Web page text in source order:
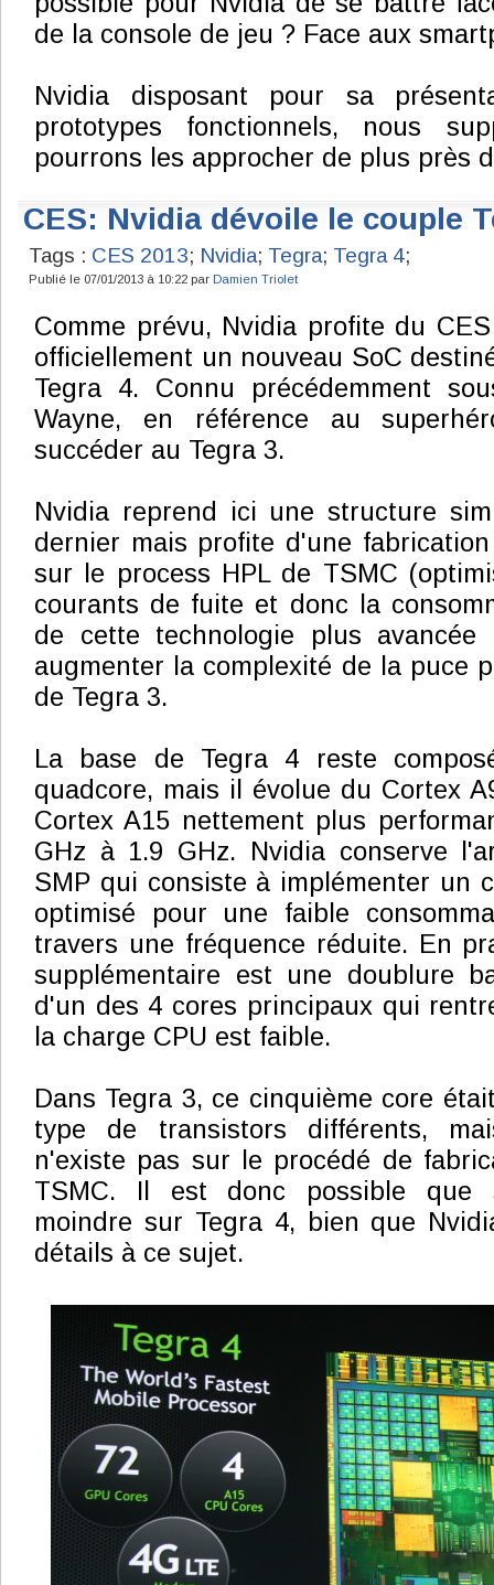
de la console de jeu ? Face aux
Nvidia disposant pour sa
prototypes fonctionnels, nous
pourrons les approcher de plus près
CES: Nvidia dévoile le couple
Tags : CES 2013; Nvidia; Tegra; Tegra 4;
Publié le 07/01/2013 à 10:22 par Damien Triolet
Comme prévu, Nvidia profite du
officiellement un nouveau SoC
Tegra 4. Connu précédemment
Wayne, en référence au
succéder au Tegra 3.
Nvidia reprend ici une structure
dernier mais profite d'une
sur le process HPL de TSMC
courants de fuite et donc la
de cette technologie plus avancée
augmenter la complexité de la puce
de Tegra 3.
La base de Tegra 4 reste
quadcore, mais il évolue du Cortex
Cortex A15 nettement plus
GHz à 1.9 GHz. Nvidia conserve
SMP qui consiste à implémenter un
optimisé pour une faible
travers une fréquence réduite. En
supplémentaire est une doublure
d'un des 4 cores principaux qui
la charge CPU est faible.
Dans Tegra 3, ce cinquième core
type de transistors différents,
n'existe pas sur le procédé de
TSMC. Il est donc possible que
moindre sur Tegra 4, bien que
détails à ce sujet.